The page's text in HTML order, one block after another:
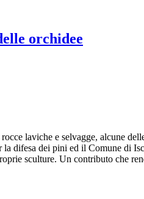
orchidee
laviche e selvagge, alcune
la difesa dei pini ed il Comune di
sculture. Un contributo che